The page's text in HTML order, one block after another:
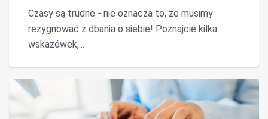
Czasy są trudne - nie oznacza to, że musimy
rezygnować z dbania o siebie! Poznajcie kilka
wskazówek,...